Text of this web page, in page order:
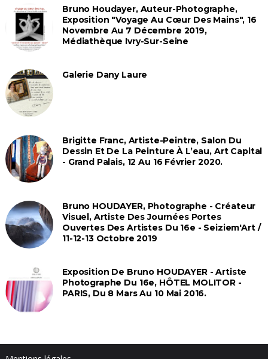
Bruno Houdayer, Auteur-Photographe,
Exposition "Voyage Au Cœur Des Mains", 16
Novembre Au 7 Décembre 2019,
Médiathèque Ivry-Sur-Seine
Galerie Dany Laure
Brigitte Franc, Artiste-Peintre, Salon Du
Dessin Et De La Peinture À L’eau, Art Capital
- Grand Palais, 12 Au 16 Février 2020.
Bruno HOUDAYER, Photographe - Créateur
Visuel, Artiste Des Journées Portes
Ouvertes Des Artistes Du 16e - Seiziem'Art /
11-12-13 Octobre 2019
Exposition De Bruno HOUDAYER - Artiste
Photographe Du 16e, HÔTEL MOLITOR -
PARIS, Du 8 Mars Au 10 Mai 2016.